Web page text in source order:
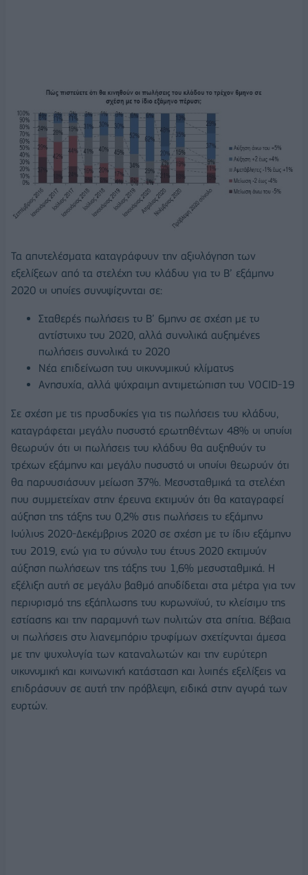
Τα αποτελέσματα καταγράφουν την αξιολόγηση των
εξελίξεων από τα στελέχη του κλάδου για το Β’ εξάμηνο
2020 οι οποίες συνοψίζονται σε:
Σταθερές πωλήσεις το Β’ 6μηνο σε σχέση με το
αντίστοιχο του 2020, αλλά συνολικά αυξημένες
πωλήσεις συνολικά το 2020
Νέα επιδείνωση του οικονομικού κλίματος
Ανησυχία, αλλά ψύχραιμη αντιμετώπιση του VOCID-19
Σε σχέση με τις προσδοκίες για τις πωλήσεις του κλάδου,
καταγράφεται μεγάλο ποσοστό ερωτηθέντων 48% οι οποίοι
θεωρούν ότι οι πωλήσεις του κλάδου θα αυξηθούν το
τρέχων εξάμηνο και μεγάλο ποσοστό οι οποίοι θεωρούν ότι
θα παρουσιάσουν μείωση 37%. Μεσοσταθμικά τα στελέχη
που συμμετείχαν στην έρευνα εκτιμούν ότι θα καταγραφεί
αύξηση της τάξης του 0,2% στις πωλήσεις το εξάμηνο
Ιούλιος 2020-Δεκέμβριος 2020 σε σχέση με το ίδιο εξάμηνο
του 2019, ενώ για το σύνολο του έτους 2020 εκτιμούν
αύξηση πωλήσεων της τάξης του 1,6% μεσοσταθμικά. Η
εξέλιξη αυτή σε μεγάλο βαθμό αποδίδεται στα μέτρα για τον
περιορισμό της εξάπλωσης του κορωνοϊού, το κλείσιμο της
εστίασης και την παραμονή των πολιτών στα σπίτια. Βέβαια
οι πωλήσεις στο λιανεμπόριο τροφίμων σχετίζονται άμεσα
με την ψυχολογία των καταναλωτών και την ευρύτερη
οικονομική και κοινωνική κατάσταση και λοιπές εξελίξεις να
επιδράσουν σε αυτή την πρόβλεψη, ειδικά στην αγορά των
εορτών.